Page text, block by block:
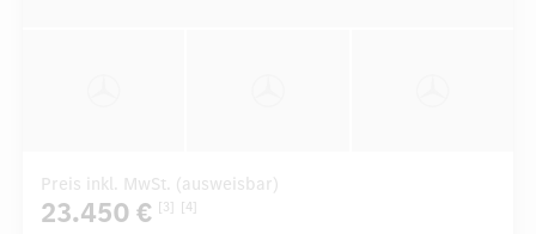
Preis inkl. MwSt. (ausweisbar)
23.450 € [3] [4]